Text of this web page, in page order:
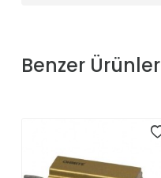
Benzer Ürünler